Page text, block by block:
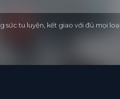
tu luyện, kết giao với đủ mọi